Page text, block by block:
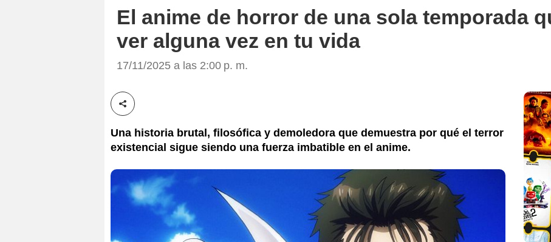
El anime de horror de una sola temporada
ver alguna vez en tu vida
17/11/2025 a las 2:00 p. m.
Compartir esta noticia
Una historia brutal, filosófica y demoledora que demuestra por qué el terror
existencial sigue siendo una fuerza imbatible en el anime.